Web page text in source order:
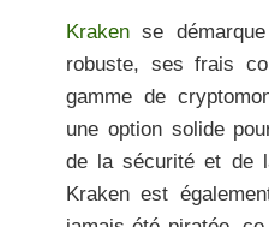
Kraken se
robuste, ses frais
gamme de
une option solide
de la sécurité et de
Kraken est